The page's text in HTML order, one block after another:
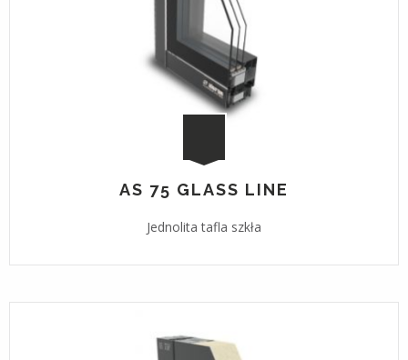
AS 75 GLASS LINE
Jednolita tafla szkła